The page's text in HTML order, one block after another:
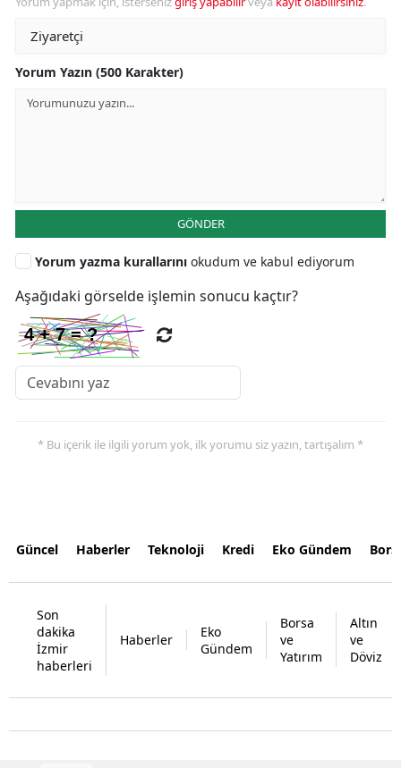
Yorum Yazın (500 Karakter)
GÖNDER
Yorum yazma kurallarını okudum ve kabul ediyorum
Aşağıdaki görselde işlemin sonucu kaçtır?
* Bu içerik ile ilgili yorum yok, ilk yorumu siz yazın, tartışalım *
Güncel Haberler Teknoloji Kredi Eko Gündem
Son
dakika
İzmir
haberleri
Haberler
Eko
Gündem
Borsa
ve
Yatırım
Altın
ve
Döviz